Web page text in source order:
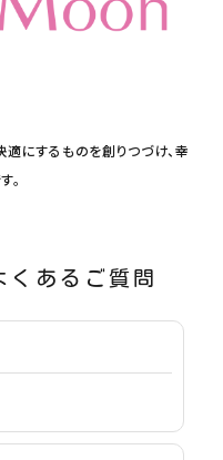
にするものを創りつづけ、幸
。
くあるご質問